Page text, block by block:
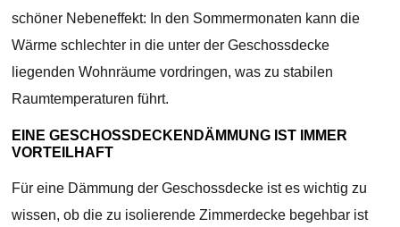
schöner Nebeneffekt: In den Sommermonaten kann die
Wärme schlechter in die unter der Geschossdecke
liegenden Wohnräume vordringen, was zu stabilen
Raumtemperaturen führt.
EINE GESCHOSSDECKENDÄMMUNG IST IMMER
VORTEILHAFT
Für eine Dämmung der Geschossdecke ist es wichtig zu
wissen, ob die zu isolierende Zimmerdecke begehbar ist